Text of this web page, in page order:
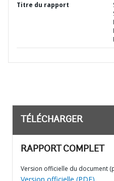
Titre du rapport
TÉLÉCHARGER
RAPPORT COMPLET
Version officielle du document